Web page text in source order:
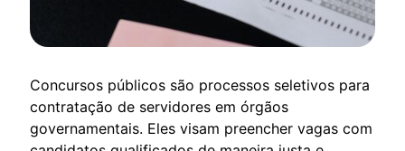
Concursos públicos são processos seletivos para
contratação de servidores em órgãos
governamentais. Eles visam preencher vagas com